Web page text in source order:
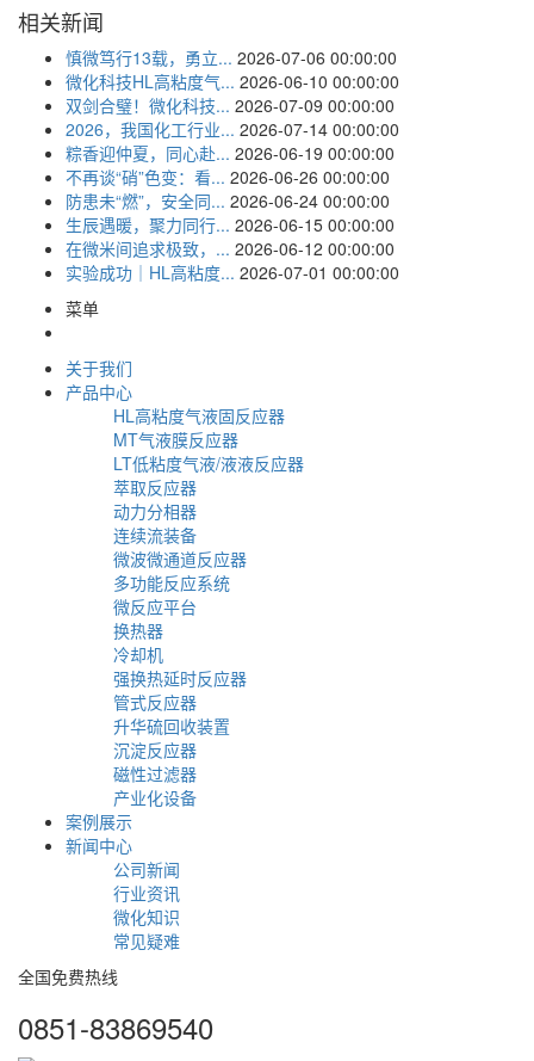
相关新闻
慎微笃行13载，勇立... 2026-07-06 00:00:00
微化科技HL高粘度气... 2026-06-10 00:00:00
双剑合璧！微化科技... 2026-07-09 00:00:00
2026，我国化工行业... 2026-07-14 00:00:00
粽香迎仲夏，同心赴... 2026-06-19 00:00:00
不再谈“硝”色变：看... 2026-06-26 00:00:00
防患未“燃”，安全同... 2026-06-24 00:00:00
生辰遇暖，聚力同行... 2026-06-15 00:00:00
在微米间追求极致，... 2026-06-12 00:00:00
实验成功｜HL高粘度... 2026-07-01 00:00:00
菜单
关于我们
产品中心
HL高粘度气液固反应器
MT气液膜反应器
LT低粘度气液/液液反应器
萃取反应器
动力分相器
连续流装备
微波微通道反应器
多功能反应系统
微反应平台
换热器
冷却机
强换热延时反应器
管式反应器
升华硫回收装置
沉淀反应器
磁性过滤器
产业化设备
案例展示
新闻中心
公司新闻
行业资讯
微化知识
常见疑难
全国免费热线
0851-83869540